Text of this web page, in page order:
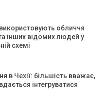
використовують обличчя
інших відомих людей у
схемі
в Чехії: більшість вважає,
інтегруватися